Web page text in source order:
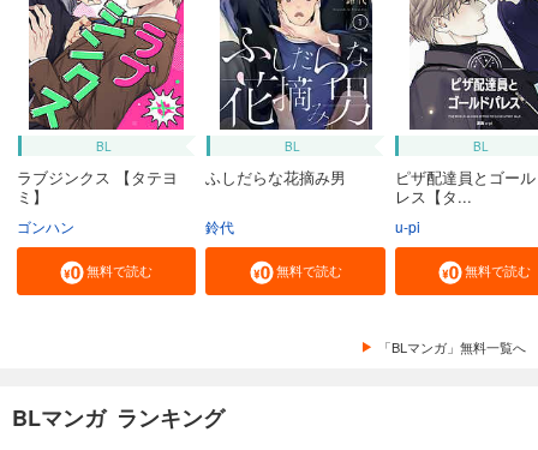
BL
ラブジンクス 【タテヨ
ミ】
ゴンハン
無料で読む
BL
ふしだらな花摘み男
鈴代
無料で読む
BL
ピザ配達員とゴー
レス【タ...
u-pi
無料で読む
「BLマンガ」無料一覧へ
BLマンガ ランキング